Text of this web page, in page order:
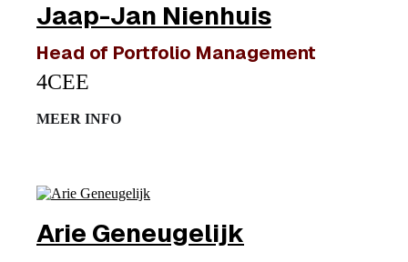
Jaap-Jan Nienhuis
Head of Portfolio Management
4CEE
MEER INFO
Arie Geneugelijk